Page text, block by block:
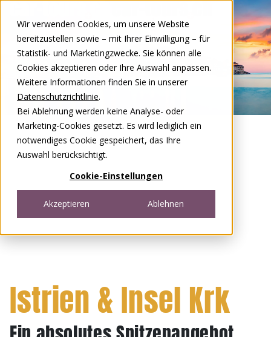
Wir verwenden Cookies, um unsere Website
bereitzustellen sowie – mit Ihrer Einwilligung – für
Statistik- und Marketingzwecke. Sie können alle
Cookies akzeptieren oder Ihre Auswahl anpassen.
Weitere Informationen finden Sie in unserer
Datenschutzrichtlinie.
Bei Ablehnung werden keine Analyse- oder
Marketing-Cookies gesetzt. Es wird lediglich ein
notwendiges Cookie gespeichert, das Ihre
Auswahl berücksichtigt.
Cookie-Einstellungen
Akzeptieren Ablehnen
DEFR
Open menu
Istrien & Insel Krk